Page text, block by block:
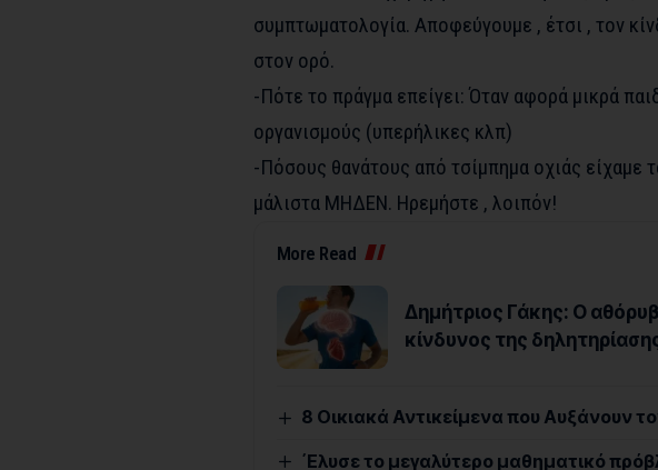
συμπτωματολογία. Αποφεύγουμε , έτσι , τον
στον ορό.
-Πότε το πράγμα επείγει: Όταν αφορά μικρά
οργανισμούς (υπερήλικες κλπ)
-Πόσους θανάτους από τσίμπημα οχιάς
μάλιστα ΜΗΔΕΝ. Ηρεμήστε , λοιπόν!
More Read
Δημήτριος Γάκης: Ο
κίνδυνος της
8 Οικιακά Αντικείμενα που Αυξάνουν
΄Ελυσε το μεγαλύτερο μαθηματικό